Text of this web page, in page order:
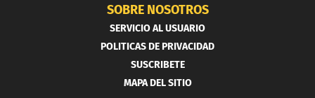
SOBRE NOSOTROS
SERVICIO AL USUARIO
POLITICAS DE PRIVACIDAD
SUSCRIBETE
MAPA DEL SITIO